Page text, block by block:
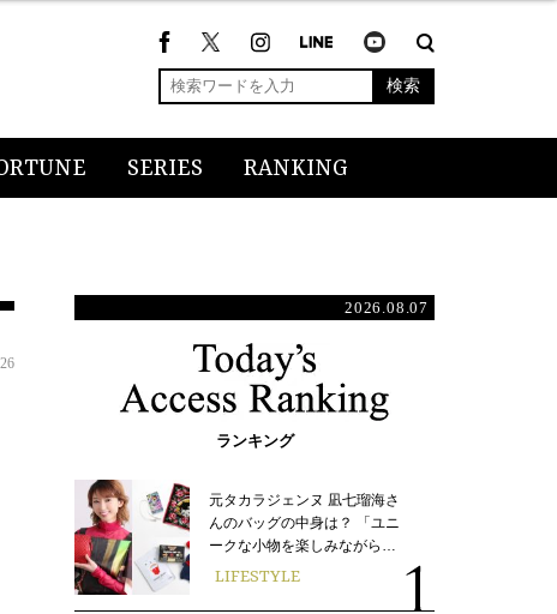
検索
SERIES RANKING
2026.08.07
ランキング
元タカラジェンヌ 凪七瑠海さ
んのバッグの中身は？ 「ユニ
ークな小物を楽しみながら…
LIFESTYLE